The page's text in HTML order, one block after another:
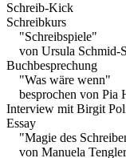
Schreib-Kick
Schreibkurs
"Schreibspiele"
von Ursula Schmid-
Buchbesprechung
"Was wäre wenn"
besprochen von Pia
Interview mit Birgit
Essay
"Magie des
von Manuela Tengler